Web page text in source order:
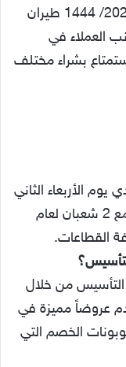
جميع عروض يوم التأسيس السعودي 2023/ 1444 طيران
العملاء في
بشراء مختلف
الأربعاء الثاني
والعشرين من شهر فبراير الذي يتوافق مع 2 شعبان لعام
من خلال
عروضاً مميزة في
الخصم التي